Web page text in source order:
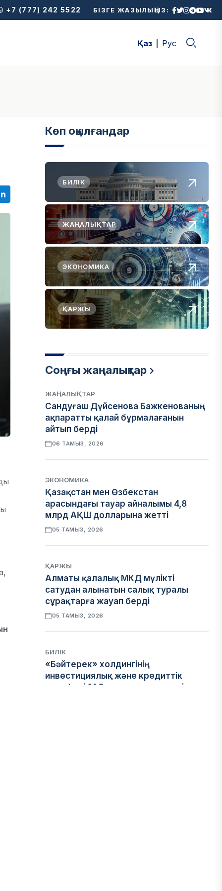
+7 (777) 242 5522 БІЗГЕ ЖАЗЫЛЫҢЫЗ:
Қаз Рус
Көп оқылғандар
БИЛІК
ЖАҢАЛЫҚТАР
ЭКОНОМИКА
ҚАРЖЫ
Соңғы жаңалықтар
ЖАҢАЛЫҚТАР
Сандуғаш Дүйсенова Бажкенованың
ақпаратты қалай бұрмалағанын
айтып берді
06 ТАМЫЗ, 2026
ЭКОНОМИКА
Қазақстан мен Өзбекстан
арасындағы тауар айналымы 4,8
млрд АҚШ долларына жетті
05 ТАМЫЗ, 2026
ҚАРЖЫ
Алматы қалалық МКД мүлікті
сатудан алынатын салық туралы
сұрақтарға жауап берді
05 ТАМЫЗ, 2026
БИЛІК
«Бәйтерек» холдингінің
инвестициялық және кредиттік
портфелі 14,3 трлн теңгеге жетті